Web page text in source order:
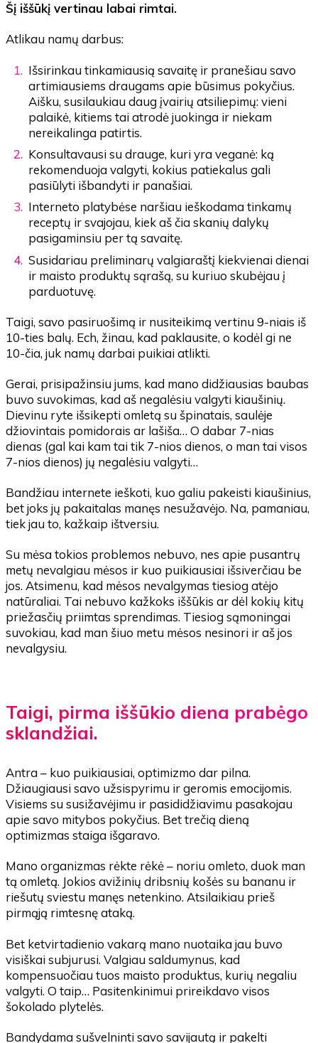
Šį iššūkį vertinau labai rimtai.
Atlikau namų darbus:
Išsirinkau tinkamiausią savaitę ir pranešiau savo
artimiausiems draugams apie būsimus pokyčius.
Aišku, susilaukiau daug įvairių atsiliepimų: vieni
palaikė, kitiems tai atrodė juokinga ir niekam
nereikalinga patirtis.
Konsultavausi su drauge, kuri yra veganė: ką
rekomenduoja valgyti, kokius patiekalus gali
pasiūlyti išbandyti ir panašiai.
Interneto platybėse naršiau ieškodama tinkamų
receptų ir svajojau, kiek aš čia skanių dalykų
pasigaminsiu per tą savaitę.
Susidariau preliminarų valgiaraštį kiekvienai dienai
ir maisto produktų sąrašą, su kuriuo skubėjau į
parduotuvę.
Taigi, savo pasiruošimą ir nusiteikimą vertinu 9-niais iš
10-ties balų. Ech, žinau, kad paklausite, o kodėl gi ne
10-čia, juk namų darbai puikiai atlikti.
Gerai, prisipažinsiu jums, kad mano didžiausias baubas
buvo suvokimas, kad aš negalėsiu valgyti kiaušinių.
Dievinu ryte išsikepti omletą su špinatais, saulėje
džiovintais pomidorais ar lašiša… O dabar 7-nias
dienas (gal kai kam tai tik 7-nios dienos, o man tai visos
7-nios dienos) jų negalėsiu valgyti…
Bandžiau internete ieškoti, kuo galiu pakeisti kiaušinius,
bet joks jų pakaitalas manęs nesužavėjo. Na, pamaniau,
tiek jau to, kažkaip ištversiu.
Su mėsa tokios problemos nebuvo, nes apie pusantrų
metų nevalgiau mėsos ir kuo puikiausiai išsiverčiau be
jos. Atsimenu, kad mėsos nevalgymas tiesiog atėjo
natūraliai. Tai nebuvo kažkoks iššūkis ar dėl kokių kitų
priežasčių priimtas sprendimas. Tiesiog sąmoningai
suvokiau, kad man šiuo metu mėsos nesinori ir aš jos
nevalgysiu.
Taigi, pirma iššūkio diena prabėgo
sklandžiai.
Antra – kuo puikiausiai, optimizmo dar pilna.
Džiaugiausi savo užsispyrimu ir geromis emocijomis.
Visiems su susižavėjimu ir pasididžiavimu pasakojau
apie savo mitybos pokyčius. Bet trečią dieną
optimizmas staiga išgaravo.
Mano organizmas rėkte rėkė – noriu omleto, duok man
tą omletą. Jokios avižinių dribsnių košės su bananu ir
riešutų sviestu manęs netenkino. Atsilaikiau prieš
pirmąją rimtesnę ataką.
Bet ketvirtadienio vakarą mano nuotaika jau buvo
visiškai subjurusi. Valgiau saldumynus, kad
kompensuočiau tuos maisto produktus, kurių negaliu
valgyti. O taip… Pasitenkinimui prireikdavo visos
šokolado plytelės.
Bandydama sušvelninti savo savijautą ir pakelti